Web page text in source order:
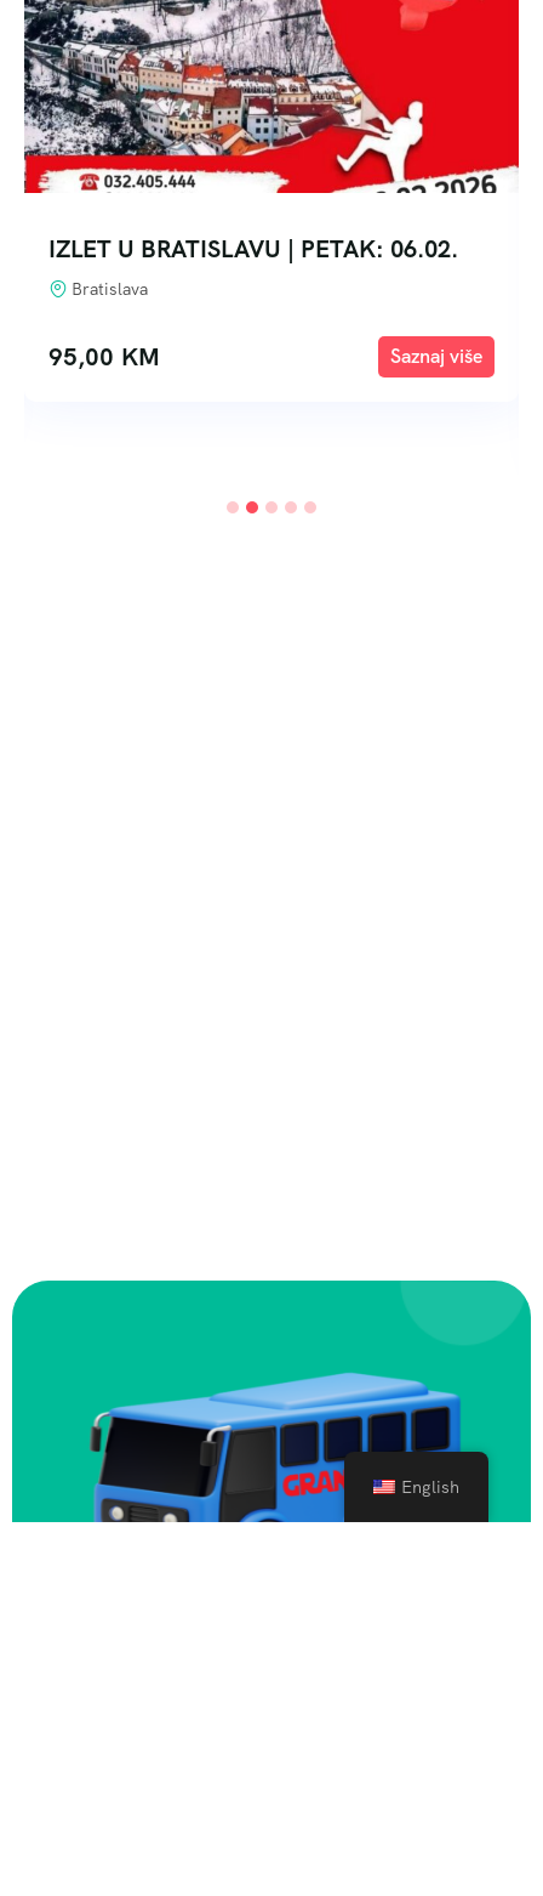
IZLET U BRATISLAVU | PETAK: 06.02.
Bratislava
95,00 KM Explore
English